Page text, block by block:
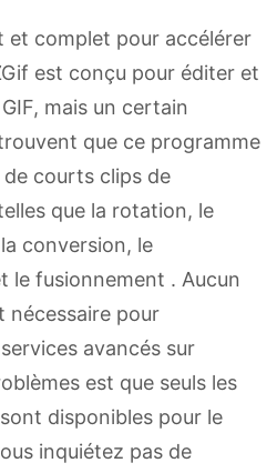
et complet pour accélérer
est conçu pour éditer et
mais un certain
que ce programme
courts clips de
que la rotation, le
conversion, le
le fusionnement . Aucun
nécessaire pour
avancés sur
est que seuls les
disponibles pour le
inquiétez pas de